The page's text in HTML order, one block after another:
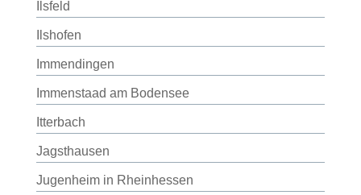
Ilsfeld
Ilshofen
Immendingen
Immenstaad am Bodensee
Itterbach
Jagsthausen
Jugenheim in Rheinhessen